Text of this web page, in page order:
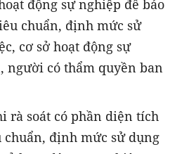
động sự nghiệp để bảo
chuẩn, định mức sử
cơ sở hoạt động sự
người có thẩm quyền ban
rà soát có phần diện tích
định mức sử dụng